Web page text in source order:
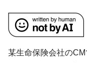
某生命保険会社の